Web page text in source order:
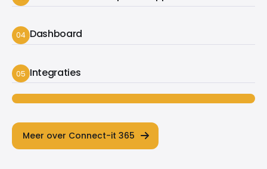
kenmerken van een woning
04 Dashboard
plaats van onderbuik gevoel.
05 Integraties
Onze oplossing is gemaakt om te koppelen
bedrijfssoftware.
Meer over Connect-it 365